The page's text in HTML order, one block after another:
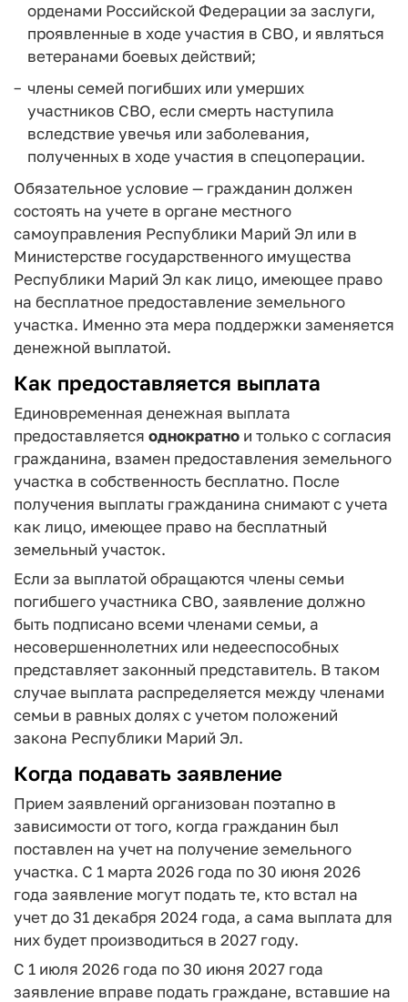
орденами Российской Федерации за заслуги,
проявленные в ходе участия в СВО, и являться
ветеранами боевых действий;
члены семей погибших или умерших
участников СВО, если смерть наступила
вследствие увечья или заболевания,
полученных в ходе участия в спецоперации.
Обязательное условие — гражданин должен
состоять на учете в органе местного
самоуправления Республики Марий Эл или в
Министерстве государственного имущества
Республики Марий Эл как лицо, имеющее право
на бесплатное предоставление земельного
участка. Именно эта мера поддержки заменяется
денежной выплатой.
Как предоставляется выплата
Единовременная денежная выплата
предоставляется однократно и только с согласия
гражданина, взамен предоставления земельного
участка в собственность бесплатно. После
получения выплаты гражданина снимают с учета
как лицо, имеющее право на бесплатный
земельный участок.
Если за выплатой обращаются члены семьи
погибшего участника СВО, заявление должно
быть подписано всеми членами семьи, а
несовершеннолетних или недееспособных
представляет законный представитель. В таком
случае выплата распределяется между членами
семьи в равных долях с учетом положений
закона Республики Марий Эл.
Когда подавать заявление
Прием заявлений организован поэтапно в
зависимости от того, когда гражданин был
поставлен на учет на получение земельного
участка. С 1 марта 2026 года по 30 июня 2026
года заявление могут подать те, кто встал на
учет до 31 декабря 2024 года, а сама выплата для
них будет производиться в 2027 году.
С 1 июля 2026 года по 30 июня 2027 года
заявление вправе подать граждане, вставшие на